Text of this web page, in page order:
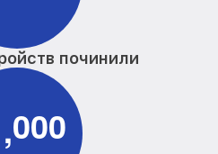
починили
,000